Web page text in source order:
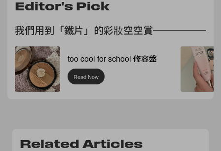
Editor's Pick
我們用到「鐵片」的彩妝空空賞
too cool for school 修容盤
Read Now
Related Articles